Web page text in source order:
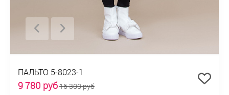
ПАЛЬТО 5-8023-1
9 780 руб16 300 руб